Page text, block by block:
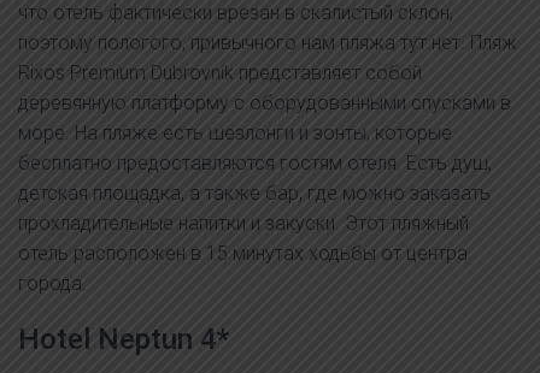
что отель фактически врезан в скалистый склон,
поэтому пологого, привычного нам пляжа тут нет. Пляж
Rixos Premium Dubrovnik представляет собой
деревянную платформу с оборудованными спусками в
море. На пляже есть шезлонги и зонты, которые
бесплатно предоставляются гостям отеля. Есть душ,
детская площадка, а также бар, где можно заказать
прохладительные напитки и закуски. Этот пляжный
отель расположен в 15 минутах ходьбы от центра
города.
Hotel Neptun 4*